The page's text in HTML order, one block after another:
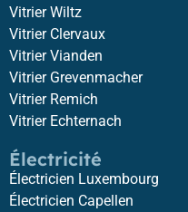
Vitrier Wiltz
Vitrier Clervaux
Vitrier Vianden
Vitrier Grevenmacher
Vitrier Remich
Vitrier Echternach
Électricité
Électricien Luxembourg
Électricien Capellen